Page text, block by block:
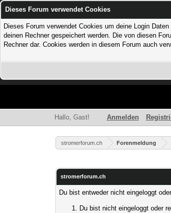
Dieses Forum verwendet Cookies
Dieses Forum verwendet Cookies um deine Login
deinen Rechner gespeichert werden. Die von diesen
Rechner dar. Cookies werden in diesem Forum auch
Hallo, Gast! Anmelden
stromerforum.ch Forenmeldung
stromerforum.ch
Du bist entweder nicht eingeloggt
Du bist nicht eingeloggt oder